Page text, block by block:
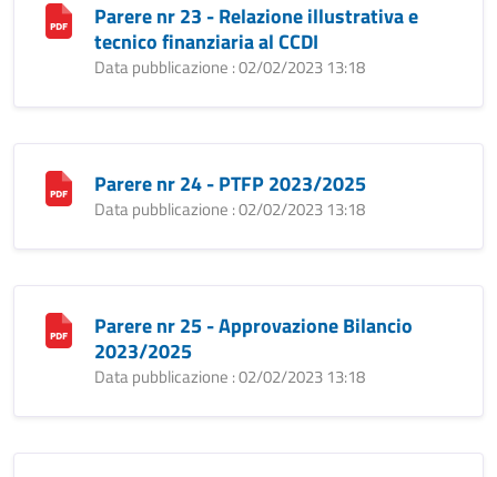
Parere nr 23 - Relazione illustrativa e
tecnico finanziaria al CCDI
Data pubblicazione : 02/02/2023 13:18
Parere nr 24 - PTFP 2023/2025
Data pubblicazione : 02/02/2023 13:18
Parere nr 25 - Approvazione Bilancio
2023/2025
Data pubblicazione : 02/02/2023 13:18